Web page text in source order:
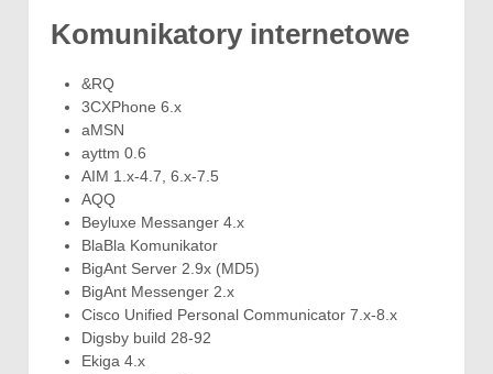
Komunikatory internetowe
&RQ
3CXPhone 6.x
aMSN
ayttm 0.6
AIM 1.x-4.7, 6.x-7.5
AQQ
Beyluxe Messanger 4.x
BlaBla Komunikator
BigAnt Server 2.9x (MD5)
BigAnt Messenger 2.x
Cisco Unified Personal Communicator 7.x-8.x
Digsby build 28-92
Ekiga 4.x